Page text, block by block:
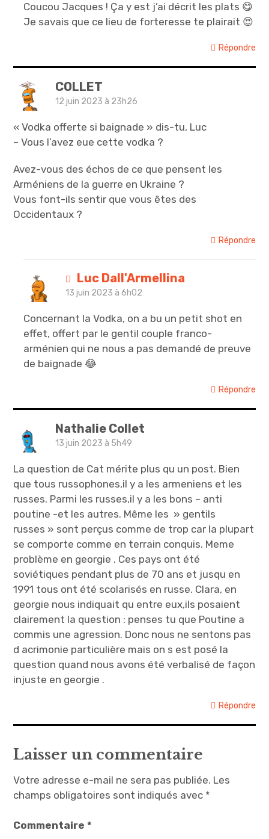
Coucou Jacques ! Ça y est j’ai décrit les plats 😋
Je savais que ce lieu de forteresse te plairait 😍
Répondre
COLLET
12 juin 2023 à 23h26
« Vodka offerte si baignade » dis-tu, Luc
– Vous l’avez eue cette vodka ?
Avez-vous des échos de ce que pensent les
Arméniens de la guerre en Ukraine ?
Vous font-ils sentir que vous êtes des
Occidentaux ?
Répondre
Luc Dall'Armellina
13 juin 2023 à 6h02
Concernant la Vodka, on a bu un petit shot en
effet, offert par le gentil couple franco-
arménien qui ne nous a pas demandé de preuve
de baignade 😂
Répondre
Nathalie Collet
13 juin 2023 à 5h49
La question de Cat mérite plus qu un post. Bien
que tous russophones,il y a les armeniens et les
russes. Parmi les russes,il y a les bons – anti
poutine -et les autres. Même les » gentils
russes » sont perçus comme de trop car la plupart
se comporte comme en terrain conquis. Meme
problème en georgie . Ces pays ont été
soviétiques pendant plus de 70 ans et jusqu en
1991 tous ont été scolarisés en russe. Clara, en
georgie nous indiquait qu entre eux,ils posaient
clairement la question : penses tu que Poutine a
commis une agression. Donc nous ne sentons pas
d acrimonie particulière mais on s est posé la
question quand nous avons été verbalisé de façon
injuste en georgie .
Répondre
Laisser un commentaire
Votre adresse e-mail ne sera pas publiée. Les
champs obligatoires sont indiqués avec *
Commentaire*